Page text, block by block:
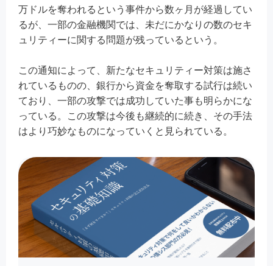
万ドルを奪われるという事件から数ヶ月が経過してい
るが、一部の金融機関では、未だにかなりの数のセキ
ュリティーに関する問題が残っているという。
この通知によって、新たなセキュリティー対策は施さ
れているものの、銀行から資金を奪取する試行は続い
ており、一部の攻撃では成功していた事も明らかにな
っている。この攻撃は今後も継続的に続き、その手法
はより巧妙なものになっていくと見られている。